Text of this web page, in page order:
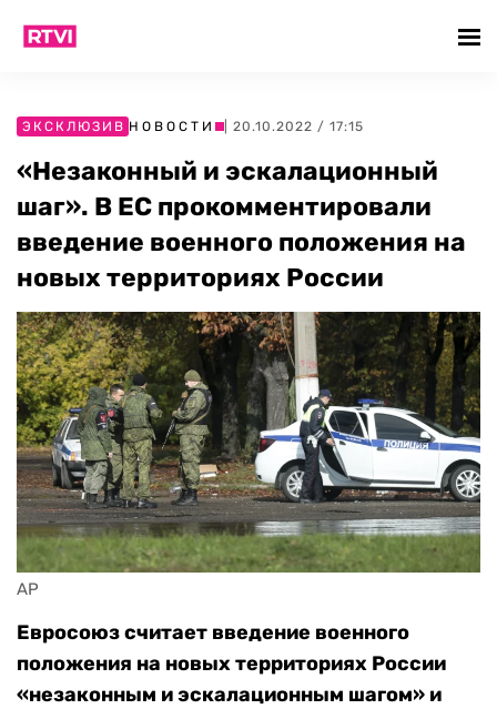
ЭКСКЛЮЗИВ НОВОСТИ | 20.10.2022 / 17:15
«Незаконный и эскалационный
шаг». В ЕС прокомментировали
введение военного положения на
новых территориях России
AP
Евросоюз считает введение военного
положения на новых территориях России
«незаконным и эскалационным шагом» и